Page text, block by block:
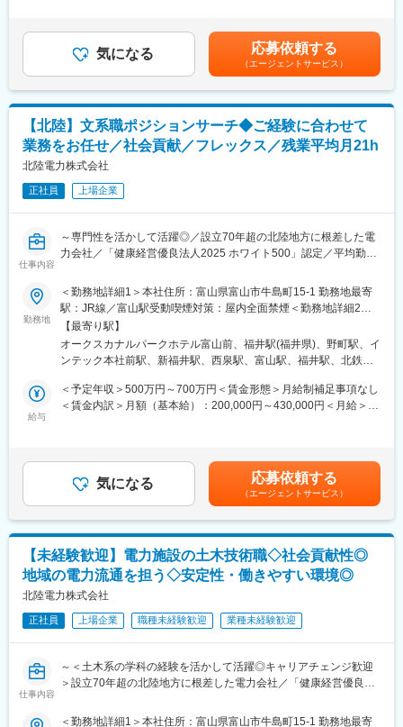
◇残業月平均21時間とワークライフバランス◎
◇年間休日123日とメリハリのある働き方◎
◇平均勤続年数21.9年と長く働き続けている方多数在籍◎
■就業時間補足：
・8:40～17:20（実働7時間40分）
・フレックスタイム勤務が可能です。
・下記交替勤務の可能性がございます。
＜交代勤務例（３交代勤務）＞
１直 00：00～08：15
２直 08：00～16：15
３直 16：00～24：15
部門・働き方により異なるため、ジョブマッチング面談内にて詳
細をお伝えします。
■当社の魅力：
豊富な水資源を活用した高い水力比率を強みとし多種多様な電源
してきた当社。地域の未来をえがき、「総合エネルギー事業」拡
大に向けて進んでいます。
る可能性があります。月給(月額)は固定手当を含めた表記です。
気になる 応募依頼する
（エージェントサービス）
【北陸】文系職ポジションサーチ◆ご経験に合わせて
業務をお任せ／社会貢献／フレックス／残業平均月21h
北陸電力株式会社
正社員 上場企業
仕事内容
～専門性を活かして活躍◎／設立70年超の北陸地方に根差した電
力会社／「健康経営優良法人2025 ホワイト500」認定／平均勤続
■業務内容：
・営業部門（事務）
└家庭向け営業、法人向け営業、電気の契約管理などをお任せし
ます。
・用地部門
└安定した電気を顧客に提供するために不可欠な発電所、変電
所、送電線の用地等の権利取得や、それらの取得した権利を管理
など、当社グループを取り巻く事業環境が激しく変化するなかに
あって、これらの達成に向けた戦略や諸計画を策定することが経
し、バックアップすることにあります。大別すると3つの業務（財
務、予算、決算）に分けられます。
・燃料部門
└火力発電所や原子力発電所で燃料として使用する石油、石炭、
木質バイオマス、ウランを調達しています。
・資材部門
└安定的に電気を供給するために必要な資材の調達や工事につい
て、調達先の選定、価格交渉、契約締結等を行うのが資材部門の
役割です。
・人事労務部門
勤務地
＜勤務地詳細1＞本社住所：富山県富山市牛島町15-1 勤務地最寄
駅：JR線／富山駅受動喫煙対策：屋内全面禁煙＜勤務地詳細2＞
福井支店住所：福井県福井市日之出1丁目4番1号 勤務地最寄駅：
JR線／福井駅受動喫煙対策：屋内全面禁煙＜勤務地詳細3＞石川
支店住所：石川県金沢市下本多町六番丁11番地 勤務地最寄駅：北
【最寄り駅】
オークスカナルパークホテル富山前、福井駅(福井県)、野町駅、イ
ンテック本社前駅、新福井駅、西泉駅、富山駅、福井駅、北鉄金
給与
＜予定年収＞500万円～700万円＜賃金形態＞月給制補足事項なし
＜賃金内訳＞月額（基本給）：200,000円～430,000円＜月給＞
通じて上下する可能性があります。月給(月額)は固定手当を含めた
表記です。気になる 応募依頼する
（エージェントサービス）
【未経験歓迎】電力施設の土木技術職◇社会貢献性◎
地域の電力流通を担う◇安定性・働きやすい環境◎
北陸電力株式会社
正社員 上場企業 職種未経験歓迎 業種未経験歓迎
仕事内容
～＜土木系の学科の経験を活かして活躍◎キャリアチェンジ歓迎
＞設立70年超の北陸地方に根差した電力会社／「健康経営優良法
働ける◎／働きやすい環境で仕事もプライベートも充実～
＜勤務地詳細1＞本社住所：富山県富山市牛島町15-1 勤務地最寄